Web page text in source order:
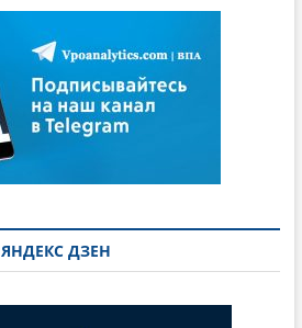
ЯНДЕКС ДЗЕН